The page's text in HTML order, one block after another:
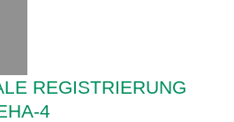
REGISTRIERUNG
4